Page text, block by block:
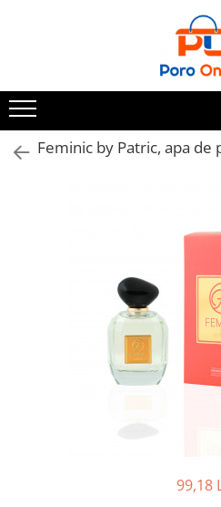
Clone
Parfum Barbati
Parfum Femei
Feminic by Patric, apa
99,18